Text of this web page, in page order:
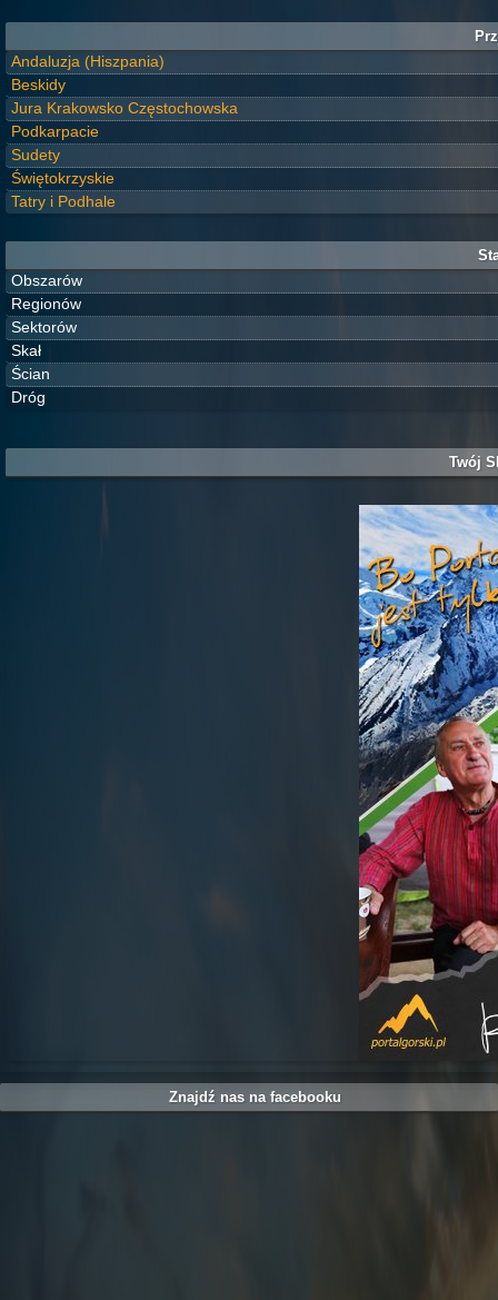
Andaluzja (Hiszpania)
Beskidy
Jura Krakowsko Częstochowska
Podkarpacie
Sudety
Świętokrzyskie
Tatry i Podhale
Obszarów
Regionów
Sektorów
Skał
Ścian
Dróg
Twój
Znajdź nas na facebooku